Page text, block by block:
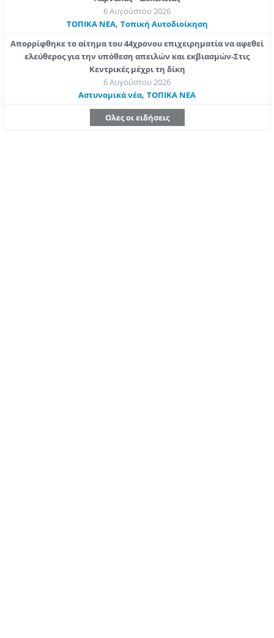
6 Αυγούστου 2026
ΤΟΠΙΚΑ ΝΕΑ, Τοπική Αυτοδιοίκηση
Απορρίφθηκε το αίτημα του 44χρονου επιχειρηματία να αφεθεί
ελεύθερος για την υπόθεση απειλών και εκβιασμών-Στις
Κεντρικές μέχρι τη δίκη
6 Αυγούστου 2026
Aστυνομικά νέα, ΤΟΠΙΚΑ ΝΕΑ
Ολες οι ειδήσεις